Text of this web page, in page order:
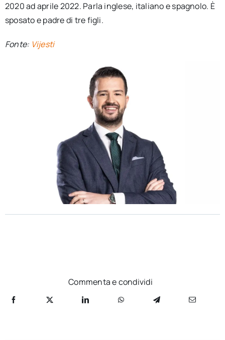
2020 ad aprile 2022. Parla inglese, italiano e spagnolo. È
sposato e padre di tre figli.
Fonte: Vijesti
Commenta e condividi